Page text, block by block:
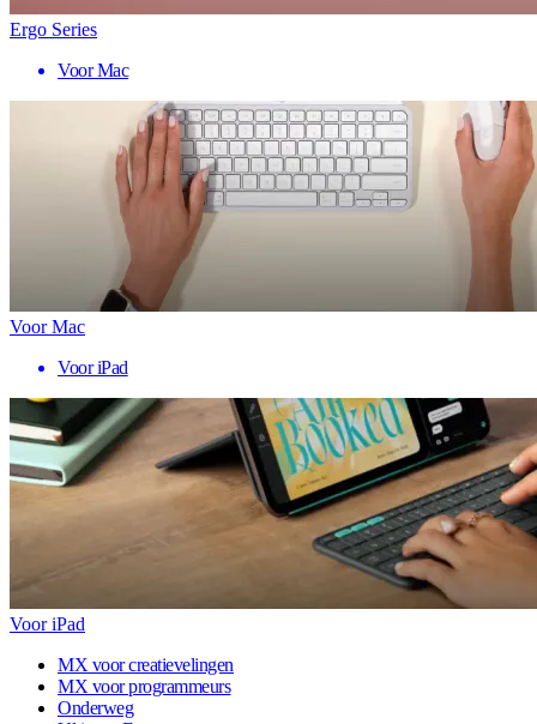
Ergo Series
Voor Mac
Voor Mac
Voor iPad
Voor iPad
MX voor creatievelingen
MX voor programmeurs
Onderweg